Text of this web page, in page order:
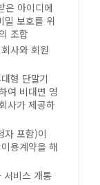
은 아이디에
밀 보호를 위
조합
사와 회원
형 단말기
여 비대면 영
사가 제공하
자 포함)이
용계약을 해
서비스 개통